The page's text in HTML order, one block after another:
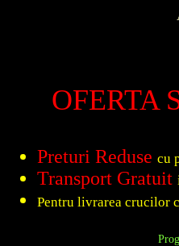
Atelierul se
OFERTA
Preturi Reduse cu
Transport Gratuit
Pentru livrarea crucilor